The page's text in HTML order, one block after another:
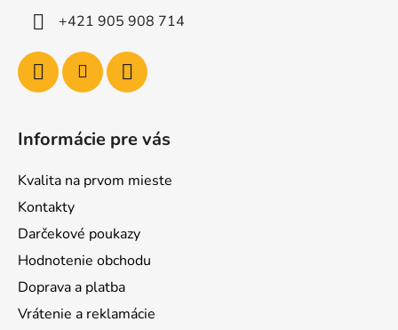
+421 905 908 714
Informácie pre vás
Kvalita na prvom mieste
Kontakty
Darčekové poukazy
Hodnotenie obchodu
Doprava a platba
Vrátenie a reklamácie